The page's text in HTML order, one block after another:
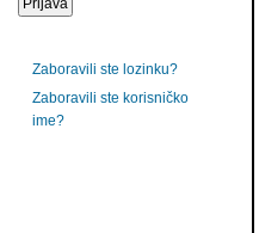
Zaboravili ste lozinku?
Zaboravili ste korisničko
ime?